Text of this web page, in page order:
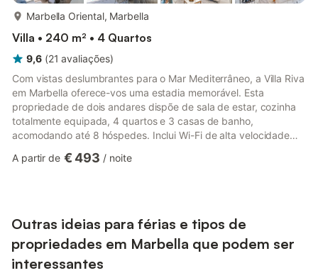
Marbella Oriental, Marbella
Villa • 240 m² • 4 Quartos
9,6 (21 avaliações)
Com vistas deslumbrantes para o Mar Mediterrâneo, a Villa Riva
em Marbella oferece-vos uma estadia memorável. Esta
propriedade de dois andares dispõe de sala de estar, cozinha
totalmente equipada, 4 quartos e 3 casas de banho,
acomodando até 8 hóspedes. Inclui Wi-Fi de alta velocidade
streaming, ar condicionado, máquina de lavar roupa e secador.
mediante pag...
A partir de € 493 / noite
Outras ideias para férias e tipos de
propriedades em Marbella que podem ser
interessantes